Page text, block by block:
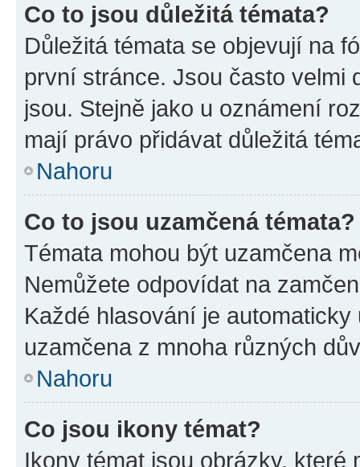
Co to jsou důležitá témata?
Důležitá témata se objevují na
první stránce. Jsou často velmi
jsou. Stejně jako u oznámení
mají právo přidávat důležitá
Nahoru
Co to jsou uzamčená témata?
Témata mohou být uzamčena
Nemůžete odpovídat na
Každé hlasování je
uzamčena z mnoha různých
Nahoru
Co jsou ikony témat?
Ikony témat jsou obrázky,